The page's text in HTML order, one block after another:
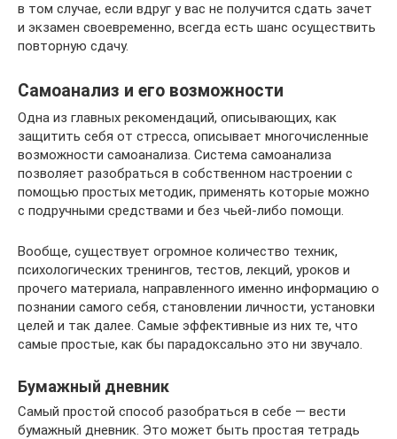
в том случае, если вдруг у вас не получится сдать зачет
и экзамен своевременно, всегда есть шанс осуществить
повторную сдачу.
Самоанализ и его возможности
Одна из главных рекомендаций, описывающих, как
защитить себя от стресса, описывает многочисленные
возможности самоанализа. Система самоанализа
позволяет разобраться в собственном настроении с
помощью простых методик, применять которые можно
с подручными средствами и без чьей-либо помощи.
Вообще, существует огромное количество техник,
психологических тренингов, тестов, лекций, уроков и
прочего материала, направленного именно информацию о
познании самого себя, становлении личности, установки
целей и так далее. Самые эффективные из них те, что
самые простые, как бы парадоксально это ни звучало.
Бумажный дневник
Самый простой способ разобраться в себе — вести
бумажный дневник. Это может быть простая тетрадь